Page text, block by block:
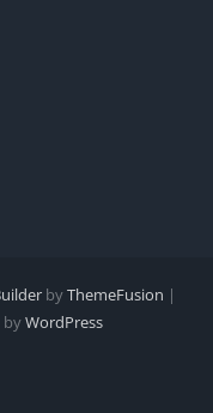
byThemeFusion |
byWordPress